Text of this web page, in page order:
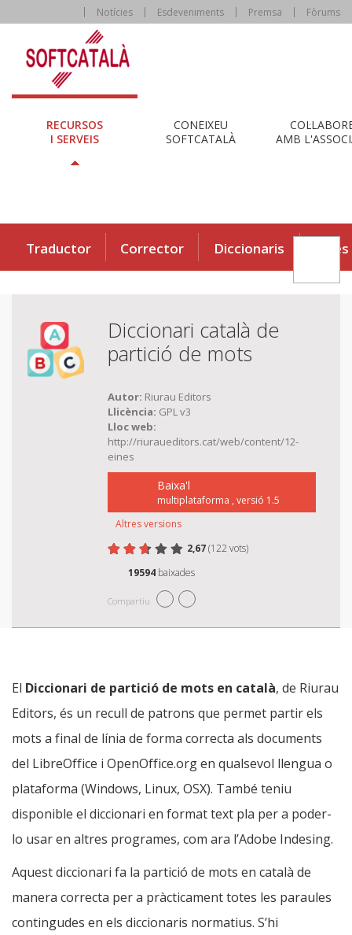
Notícies Esdeveniments Premsa Fòrums
RECURSOS
I SERVEIS
CONEIXEU
SOFTCATALÀ
AMB
Traductor Corrector Diccionaris Eines
Diccionari català de
partició de mots
Autor: Riurau Editors
Llicència: GPL v3
Lloc web:
http://riuraueditors.cat/web/content/12-
eines
Baixa'l
multiplataforma , versió 1.5
Altres versions
2,67(122 vots)
19594 baixades
Compartiu
El Diccionari de partició de mots en català, de Riurau
Editors, és un recull de patrons que permet partir els
mots a final de línia de forma correcta als documents
del LibreOffice i OpenOffice.org en qualsevol llengua o
plataforma (Windows, Linux, OSX). També teniu
disponible el diccionari en format text pla per a poder-
lo usar en altres programes, com ara l’Adobe Indesing.
Aquest diccionari fa la partició de mots en català de
manera correcta per a pràcticament totes les paraules
contingudes en els diccionaris normatius. S’hi